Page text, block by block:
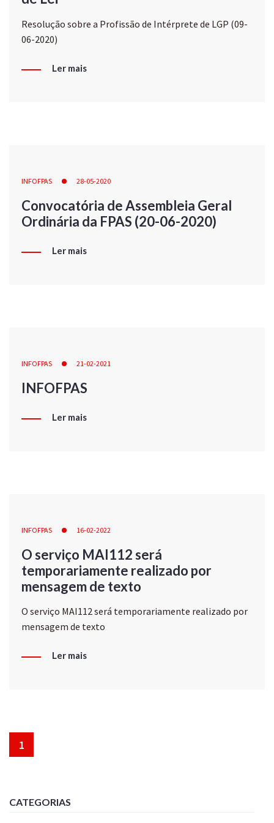
Resolução sobre a Profissão de Intérprete de LGP (09-
06-2020)
Ler mais
INFOFPAS 28-05-2020
Convocatória de Assembleia Geral
Ordinária da FPAS (20-06-2020)
Ler mais
INFOFPAS 21-02-2021
INFOFPAS
Ler mais
INFOFPAS 16-02-2022
O serviço MAI112 será
temporariamente realizado por
mensagem de texto
O serviço MAI112 será temporariamente realizado por
mensagem de texto
Ler mais
1
CATEGORIAS